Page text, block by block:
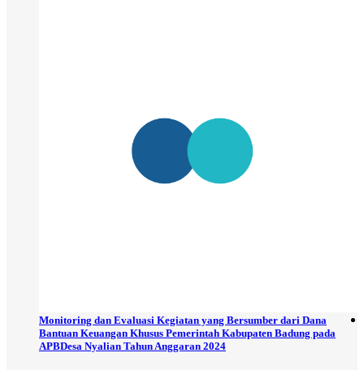
Monitoring dan Evaluasi Kegiatan yang Bersumber dari Dana
Bantuan Keuangan Khusus Pemerintah Kabupaten Badung pada
APBDesa Nyalian Tahun Anggaran 2024